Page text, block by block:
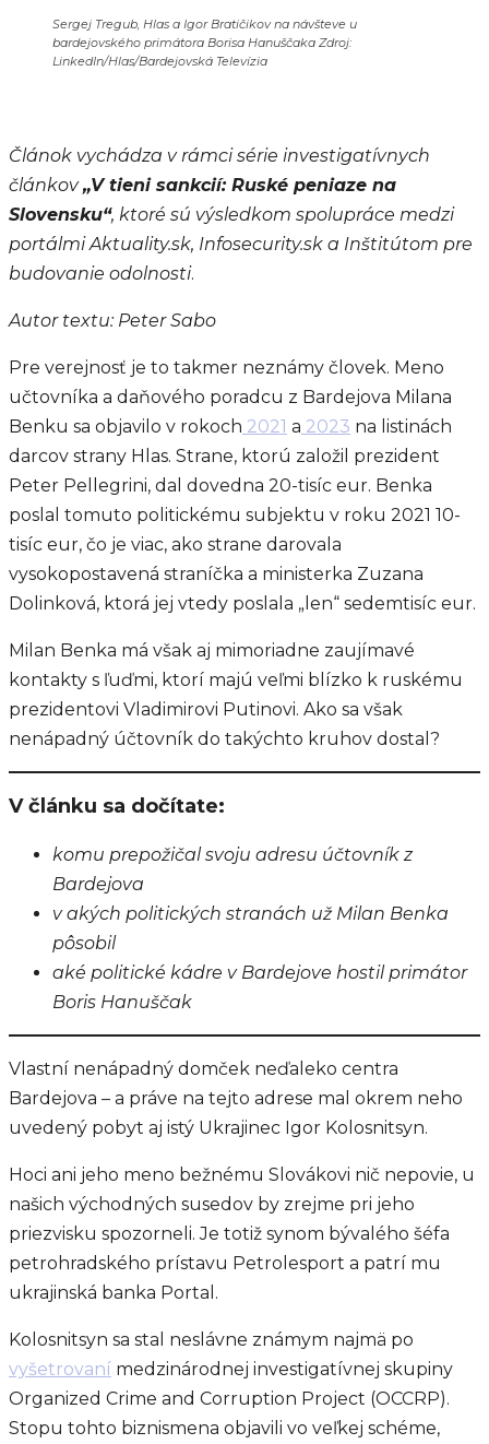
Sergej Tregub, Hlas a Igor Bratičikov na návšteve u
bardejovského primátora Borisa Hanuščaka Zdroj:
LinkedIn/Hlas/Bardejovská Televízia
Článok vychádza v rámci série investigatívnych
článkov„V tieni sankcií: Ruské peniaze na
Slovensku“, ktoré sú výsledkom spolupráce medzi
portálmi Aktuality.sk, Infosecurity.sk a Inštitútom pre
budovanie odolnosti.
Autor textu: Peter Sabo
Pre verejnosť je to takmer neznámy človek. Meno
učtovníka a daňového poradcu z Bardejova Milana
Benku sa objavilo v rokoch 2021 a 2023 na listinách
darcov strany Hlas. Strane, ktorú založil prezident
Peter Pellegrini, dal dovedna 20-tisíc eur. Benka
poslal tomuto politickému subjektu v roku 2021 10-
tisíc eur, čo je viac, ako strane darovala
vysokopostavená straníčka a ministerka Zuzana
Dolinková, ktorá jej vtedy poslala „len“ sedemtisíc eur.
Milan Benka má však aj mimoriadne zaujímavé
kontakty s ľuďmi, ktorí majú veľmi blízko k ruskému
prezidentovi Vladimirovi Putinovi. Ako sa však
nenápadný účtovník do takýchto kruhov dostal?
V článku sa dočítate:
komu prepožičal svoju adresu účtovník z
Bardejova
v akých politických stranách už Milan Benka
pôsobil
aké politické kádre v Bardejove hostil primátor
Boris Hanuščak
Vlastní nenápadný domček neďaleko centra
Bardejova – a práve na tejto adrese mal okrem neho
uvedený pobyt aj istý Ukrajinec Igor Kolosnitsyn.
Hoci ani jeho meno bežnému Slovákovi nič nepovie, u
našich východných susedov by zrejme pri jeho
priezvisku spozorneli. Je totiž synom bývalého šéfa
petrohradského prístavu Petrolesport a patrí mu
ukrajinská banka Portal.
Kolosnitsyn sa stal neslávne známym najmä po
vyšetrovaní medzinárodnej investigatívnej skupiny
Organized Crime and Corruption Project (OCCRP).
Stopu tohto biznismena objavili vo veľkej schéme,